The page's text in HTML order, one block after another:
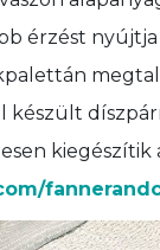
érzést
készült
kiegészítik